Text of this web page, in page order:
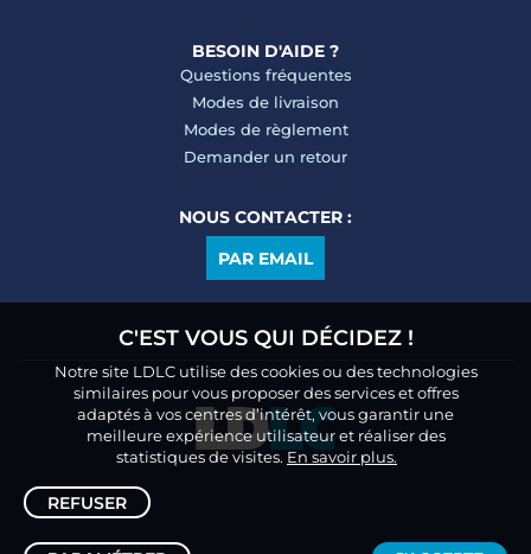
BESOIN D'AIDE ?
Questions fréquentes
Modes de livraison
Modes de règlement
Demander un retour
NOUS CONTACTER :
PAR EMAIL
C'EST VOUS QUI DÉCIDEZ !
Notre site LDLC utilise des cookies ou des technologies
similaires pour vous proposer des services et offres
adaptés à vos centres d’intérêt, vous garantir une
meilleure expérience utilisateur et réaliser des
statistiques de visites. En savoir plus.
REFUSER